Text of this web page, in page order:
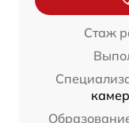
Стаж